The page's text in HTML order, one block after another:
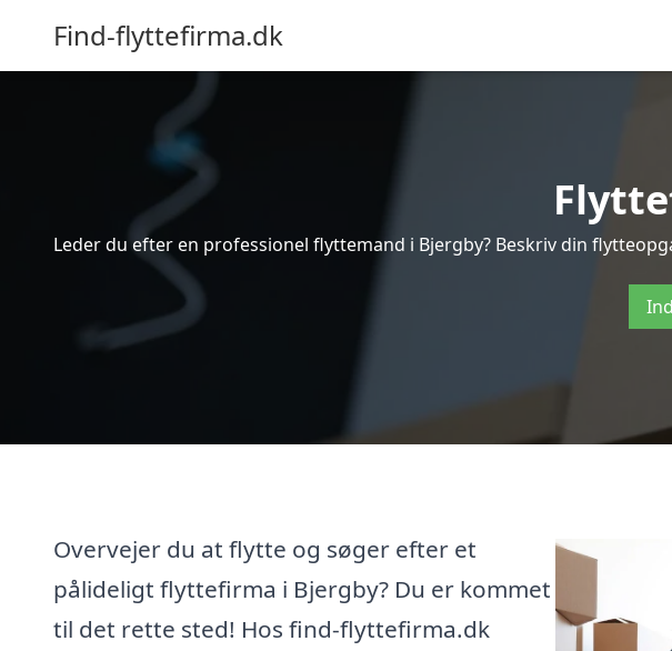
Find-flyttefirma.dk
Leder du efter en professionel flyttemand i Bjergby? Beskriv din
Overvejer du at flytte og søger efter et
pålideligt flyttefirma i Bjergby? Du er kommet
til det rette sted! Hos find-flyttefirma.dk